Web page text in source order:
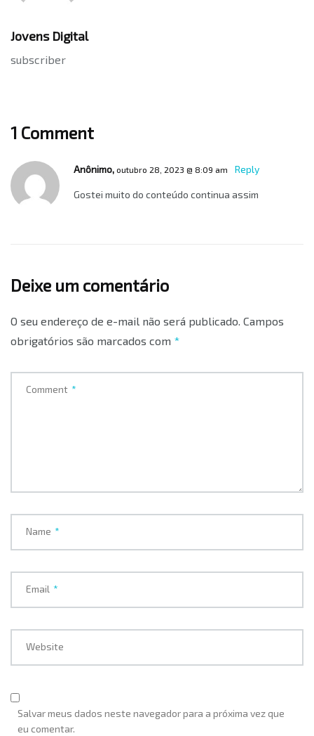
Jovens Digital
subscriber
1 Comment
Anônimo, outubro 28, 2023 @ 8:09 am Reply
Gostei muito do conteúdo continua assim
Deixe um comentário
O seu endereço de e-mail não será publicado. Campos
obrigatórios são marcados com *
Comment *
Name *
Email *
Website
Salvar meus dados neste navegador para a próxima vez que
eu comentar.